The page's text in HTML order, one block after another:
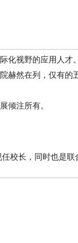
化视野的应用人才。
赫然在列，仅有的
倾注所有。
长，同时也是联